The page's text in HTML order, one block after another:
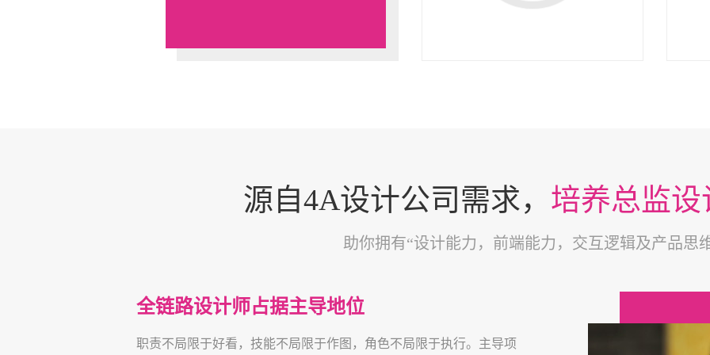
源自4A设计公司需求， 培养总监
助你拥有“设计能力，前端能力，交互逻辑及产品思
全链路设计师占据主导地位
职责不局限于好看，技能不局限于作图，角色不局限于执行。主导项